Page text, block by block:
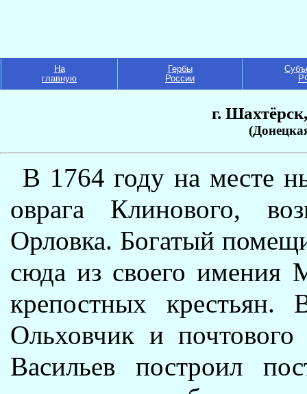
На
главную
Гербы
России
г.
В 1764 году на месте
оврага Клинового,
Орловка. Богатый
сюда из своего имения
крепостных
Ольховчик и почтового
Васильев построил